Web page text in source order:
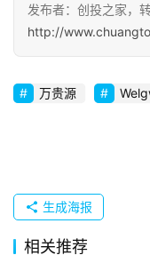
观
察
初
创
品
牌
发
布
发布者：创投之家，
http://
万贵源
生成海报
相关推荐